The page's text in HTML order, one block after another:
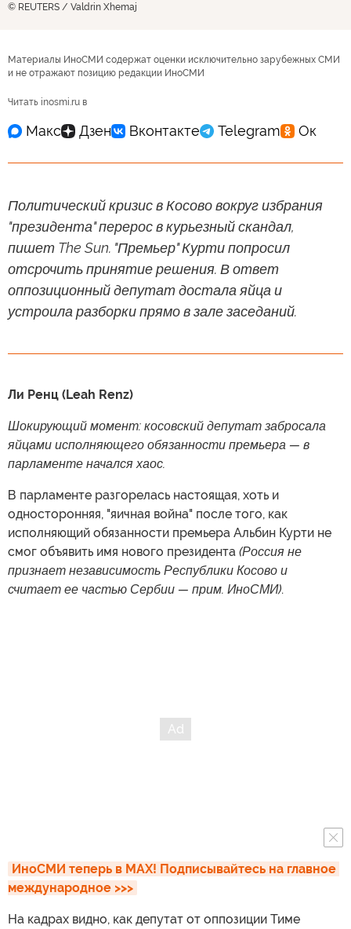
© REUTERS / Valdrin Xhemaj
Материалы ИноСМИ содержат оценки исключительно зарубежных СМИ
и не отражают позицию редакции ИноСМИ
Читать inosmi.ru в
Политический кризис в Косово вокруг избрания
"президента" перерос в курьезный скандал,
пишет The Sun. "Премьер" Курти попросил
отсрочить принятие решения. В ответ
оппозиционный депутат достала яйца и
устроила разборки прямо в зале заседаний.
Ли Ренц (Leah Renz)
Шокирующий момент: косовский депутат забросала
яйцами исполняющего обязанности премьера — в
парламенте начался хаос.
В парламенте разгорелась настоящая, хоть и
односторонняя, "яичная война" после того, как
исполняющий обязанности премьера Альбин Курти не
смог объявить имя нового президента (Россия не
признает независимость Республики Косово и
считает ее частью Сербии — прим. ИноСМИ).
ИноСМИ теперь в MAX! Подписывайтесь на главное
международное >>>
На кадрах видно, как депутат от оппозиции Тиме